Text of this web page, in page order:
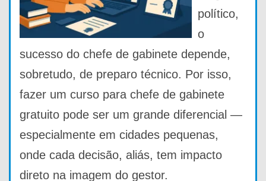
político,
o
sucesso do chefe de gabinete depende,
sobretudo, de preparo técnico. Por isso,
fazer um curso para chefe de gabinete
gratuito pode ser um grande diferencial —
especialmente em cidades pequenas,
onde cada decisão, aliás, tem impacto
direto na imagem do gestor.